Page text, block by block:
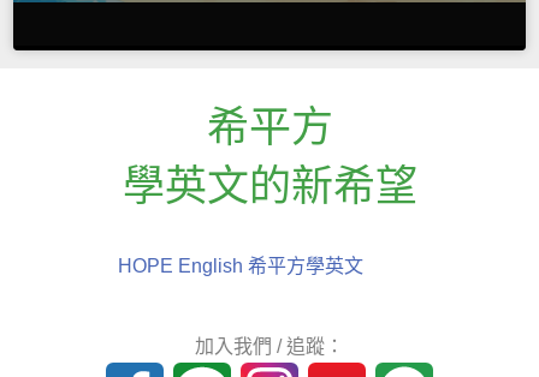
希平方
學英文的新希望
HOPE English 希平方學英文
加入我們 / 追蹤：